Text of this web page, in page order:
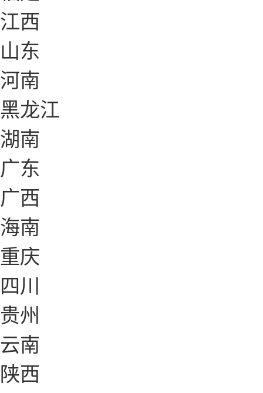
江西
山东
河南
黑龙江
湖南
广东
广西
海南
重庆
四川
贵州
云南
陕西